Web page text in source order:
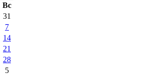
Вс
31
7
14
21
28
5